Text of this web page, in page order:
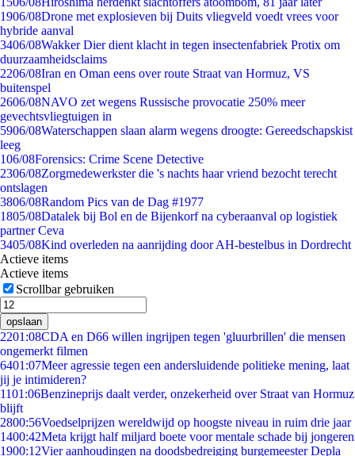
1906/08Drone met explosieven bij Duits vliegveld voedt vrees voor
hybride aanval
3406/08Wakker Dier dient klacht in tegen insectenfabriek Protix om
duurzaamheidsclaims
2206/08Iran en Oman eens over route Straat van Hormuz, VS
buitenspel
2606/08NAVO zet wegens Russische provocatie 250% meer
gevechtsvliegtuigen in
5906/08Waterschappen slaan alarm wegens droogte: Gereedschapskist
leeg
106/08Forensics: Crime Scene Detective
2306/08Zorgmedewerkster die 's nachts haar vriend bezocht terecht
ontslagen
3806/08Random Pics van de Dag #1977
1805/08Datalek bij Bol en de Bijenkorf na cyberaanval op logistiek
partner Ceva
3405/08Kind overleden na aanrijding door AH-bestelbus in Dordrecht
Actieve items
Actieve items
Scrollbar gebruiken
opslaan
2201:08CDA en D66 willen ingrijpen tegen 'gluurbrillen' die mensen
ongemerkt filmen
6401:07Meer agressie tegen een andersluidende politieke mening, laat
jij je intimideren?
1101:06Benzineprijs daalt verder, onzekerheid over Straat van Hormuz
blijft
2800:56Voedselprijzen wereldwijd op hoogste niveau in ruim drie jaar
1400:42Meta krijgt half miljard boete voor mentale schade bij jongeren
1900:12Vier aanhoudingen na doodsbedreiging burgemeester Depla